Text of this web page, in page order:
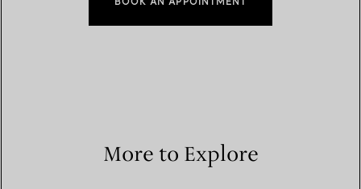
BOOK AN APPOINTMENT
More to Explore